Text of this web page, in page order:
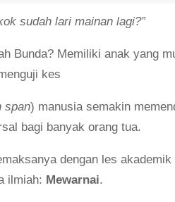
sudah lari mainan lagi?”
Bunda? Memiliki anak yang
kes
span) manusia semakin
bagi banyak orang tua.
dengan les
ilmiah: Mewarnai.